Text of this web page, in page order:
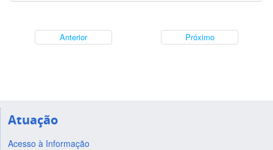
Anterior Próximo
Atuação
Acesso à Informação